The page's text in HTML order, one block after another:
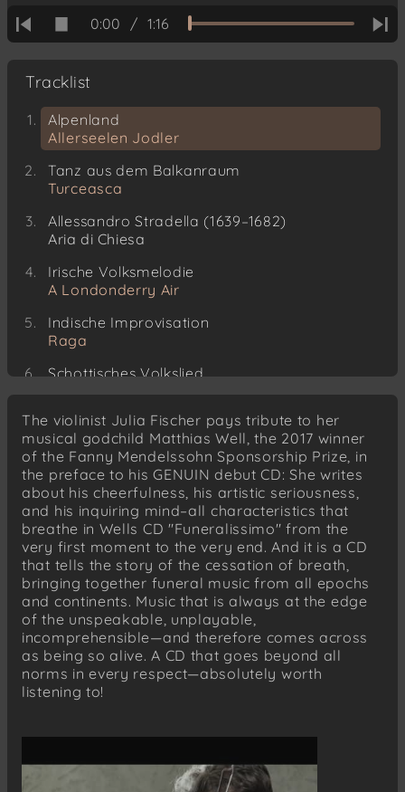
0:00 / 1:16
Tracklist
Alpenland
Allerseelen Jodler
Tanz aus dem Balkanraum
Turceasca
Allessandro Stradella (1639–1682)
Aria di Chiesa
Irische Volksmelodie
A Londonderry Air
Indische Improvisation
Raga
Schottisches Volkslied
Bonny at morn
Ruben B. Calderon (*1984)
Lamento Mexicano
Johann Sebastian Bach (1685–1750)
Sonate Nr. 2 a-Moll für Violine solo, BWV
1003
Andante
Rezsö Seress (1899–1968)
Gloomy Sunday
Alexander F. Müller (*1987)
Westafrikanischer Totentanz
Hede nyuie
Reinhold Glière (1875–1956)
Huit Morceaux op. 39
Ballade für Piano und Violine
The violinist Julia Fischer pays tribute to her
musical godchild Matthias Well, the 2017 winner
of the Fanny Mendelssohn Sponsorship Prize, in
the preface to his GENUIN debut CD: She writes
about his cheerfulness, his artistic seriousness,
and his inquiring mind–all characteristics that
breathe in Wells CD "Funeralissimo" from the
very first moment to the very end. And it is a CD
that tells the story of the cessation of breath,
bringing together funeral music from all epochs
and continents. Music that is always at the edge
of the unspeakable, unplayable,
incomprehensible—and therefore comes across
as being so alive. A CD that goes beyond all
norms in every respect—absolutely worth
listening to!